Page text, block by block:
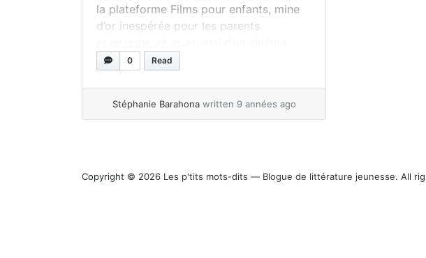
la plateforme Films pour enfants, mine
d’or inespérée pour les parents
portatif différent. Des films GRATUITS
récente des clubs vidéo, qui avaient le
mérite d’entreposer les bons coups du
0 Read
Stéphanie Barahona written 9 années ago
Copyright © 2026 Les p'tits mots-dits ― Blogue de littérature jeunesse. All